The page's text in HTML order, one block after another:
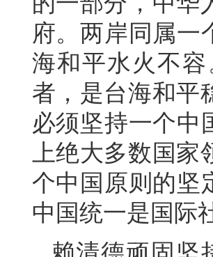
府。两岸同属一
海和平水火不
者，是台海和平
必须坚持一个中
上绝大多数国
个中国原则的坚
中国统一是国际